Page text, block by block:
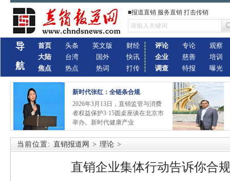
■报道直销 服务直销 打击传销
导
航
首页
大陆
焦点
头条
台湾
热点
英文版
国外
热词
财经
快讯
打传
评论
企业
调查
专论
慈善
特报
观察
培训
曝光
新时代张红：全链条合规
2026年3月13日，直销监管与消费
者权益保护3·15圆桌座谈在北京市
举办。新时代健康产业
当前位置: 直销报道网 > 理论 >
直销企业集体行动告诉你合